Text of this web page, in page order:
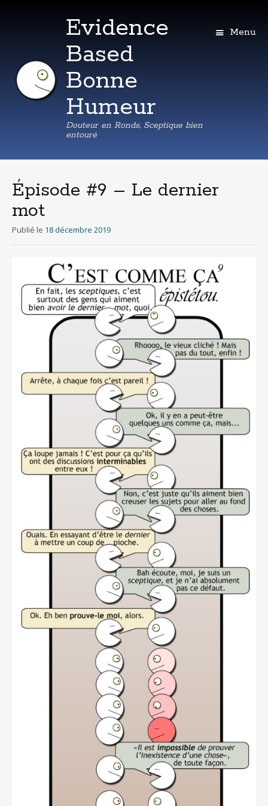
Evidence
Based
Bonne
Humeur
Douteur en Ronds, Sceptique bien
entouré
Menu
contenu
principal
Épisode #9 – Le dernier
mot
Publié le 18 décembre 2019